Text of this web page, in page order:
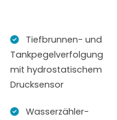
Tiefbrunnen- und
Tankpegelverfolgung
mit hydrostatischem
Drucksensor
Wasserzähler-